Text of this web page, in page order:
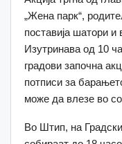
„Жена парк“,
поставија шатори и
Изутринава од 10
градови започна
потписи за
може да влезе во
Во Штип, на